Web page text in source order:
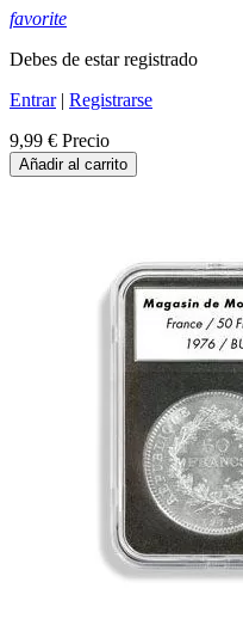
favorite
Debes de estar registrado
Entrar| Registrarse
9,99 € Precio
Añadir al carrito